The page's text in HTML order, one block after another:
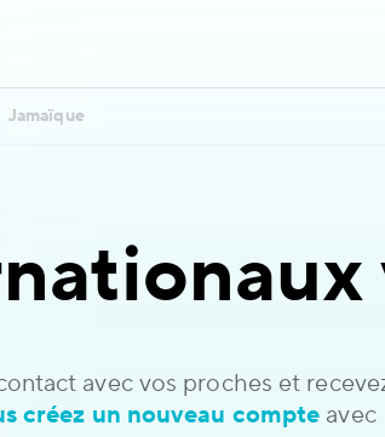
Jamaïque
avec vos proches et
créez un nouveau compte avec